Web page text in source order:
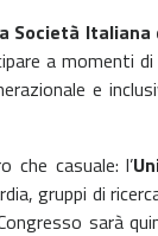
Società
a momenti
e
casuale: l’
gruppi di
sarà